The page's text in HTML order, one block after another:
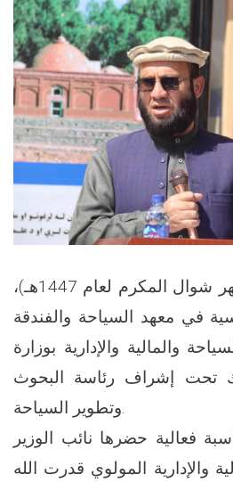
يوم الثلاثاء (27 من شهر شوال المكرم لعام 1447هـ)،
في معهد السياحة والفندقة
والمالية والإدارية بوزارة
تحت إشراف رئاسة البحوث
وتطوير السياحة.
فعالية حضرها نائب الوزير
والإدارية المولوي قدرت الله